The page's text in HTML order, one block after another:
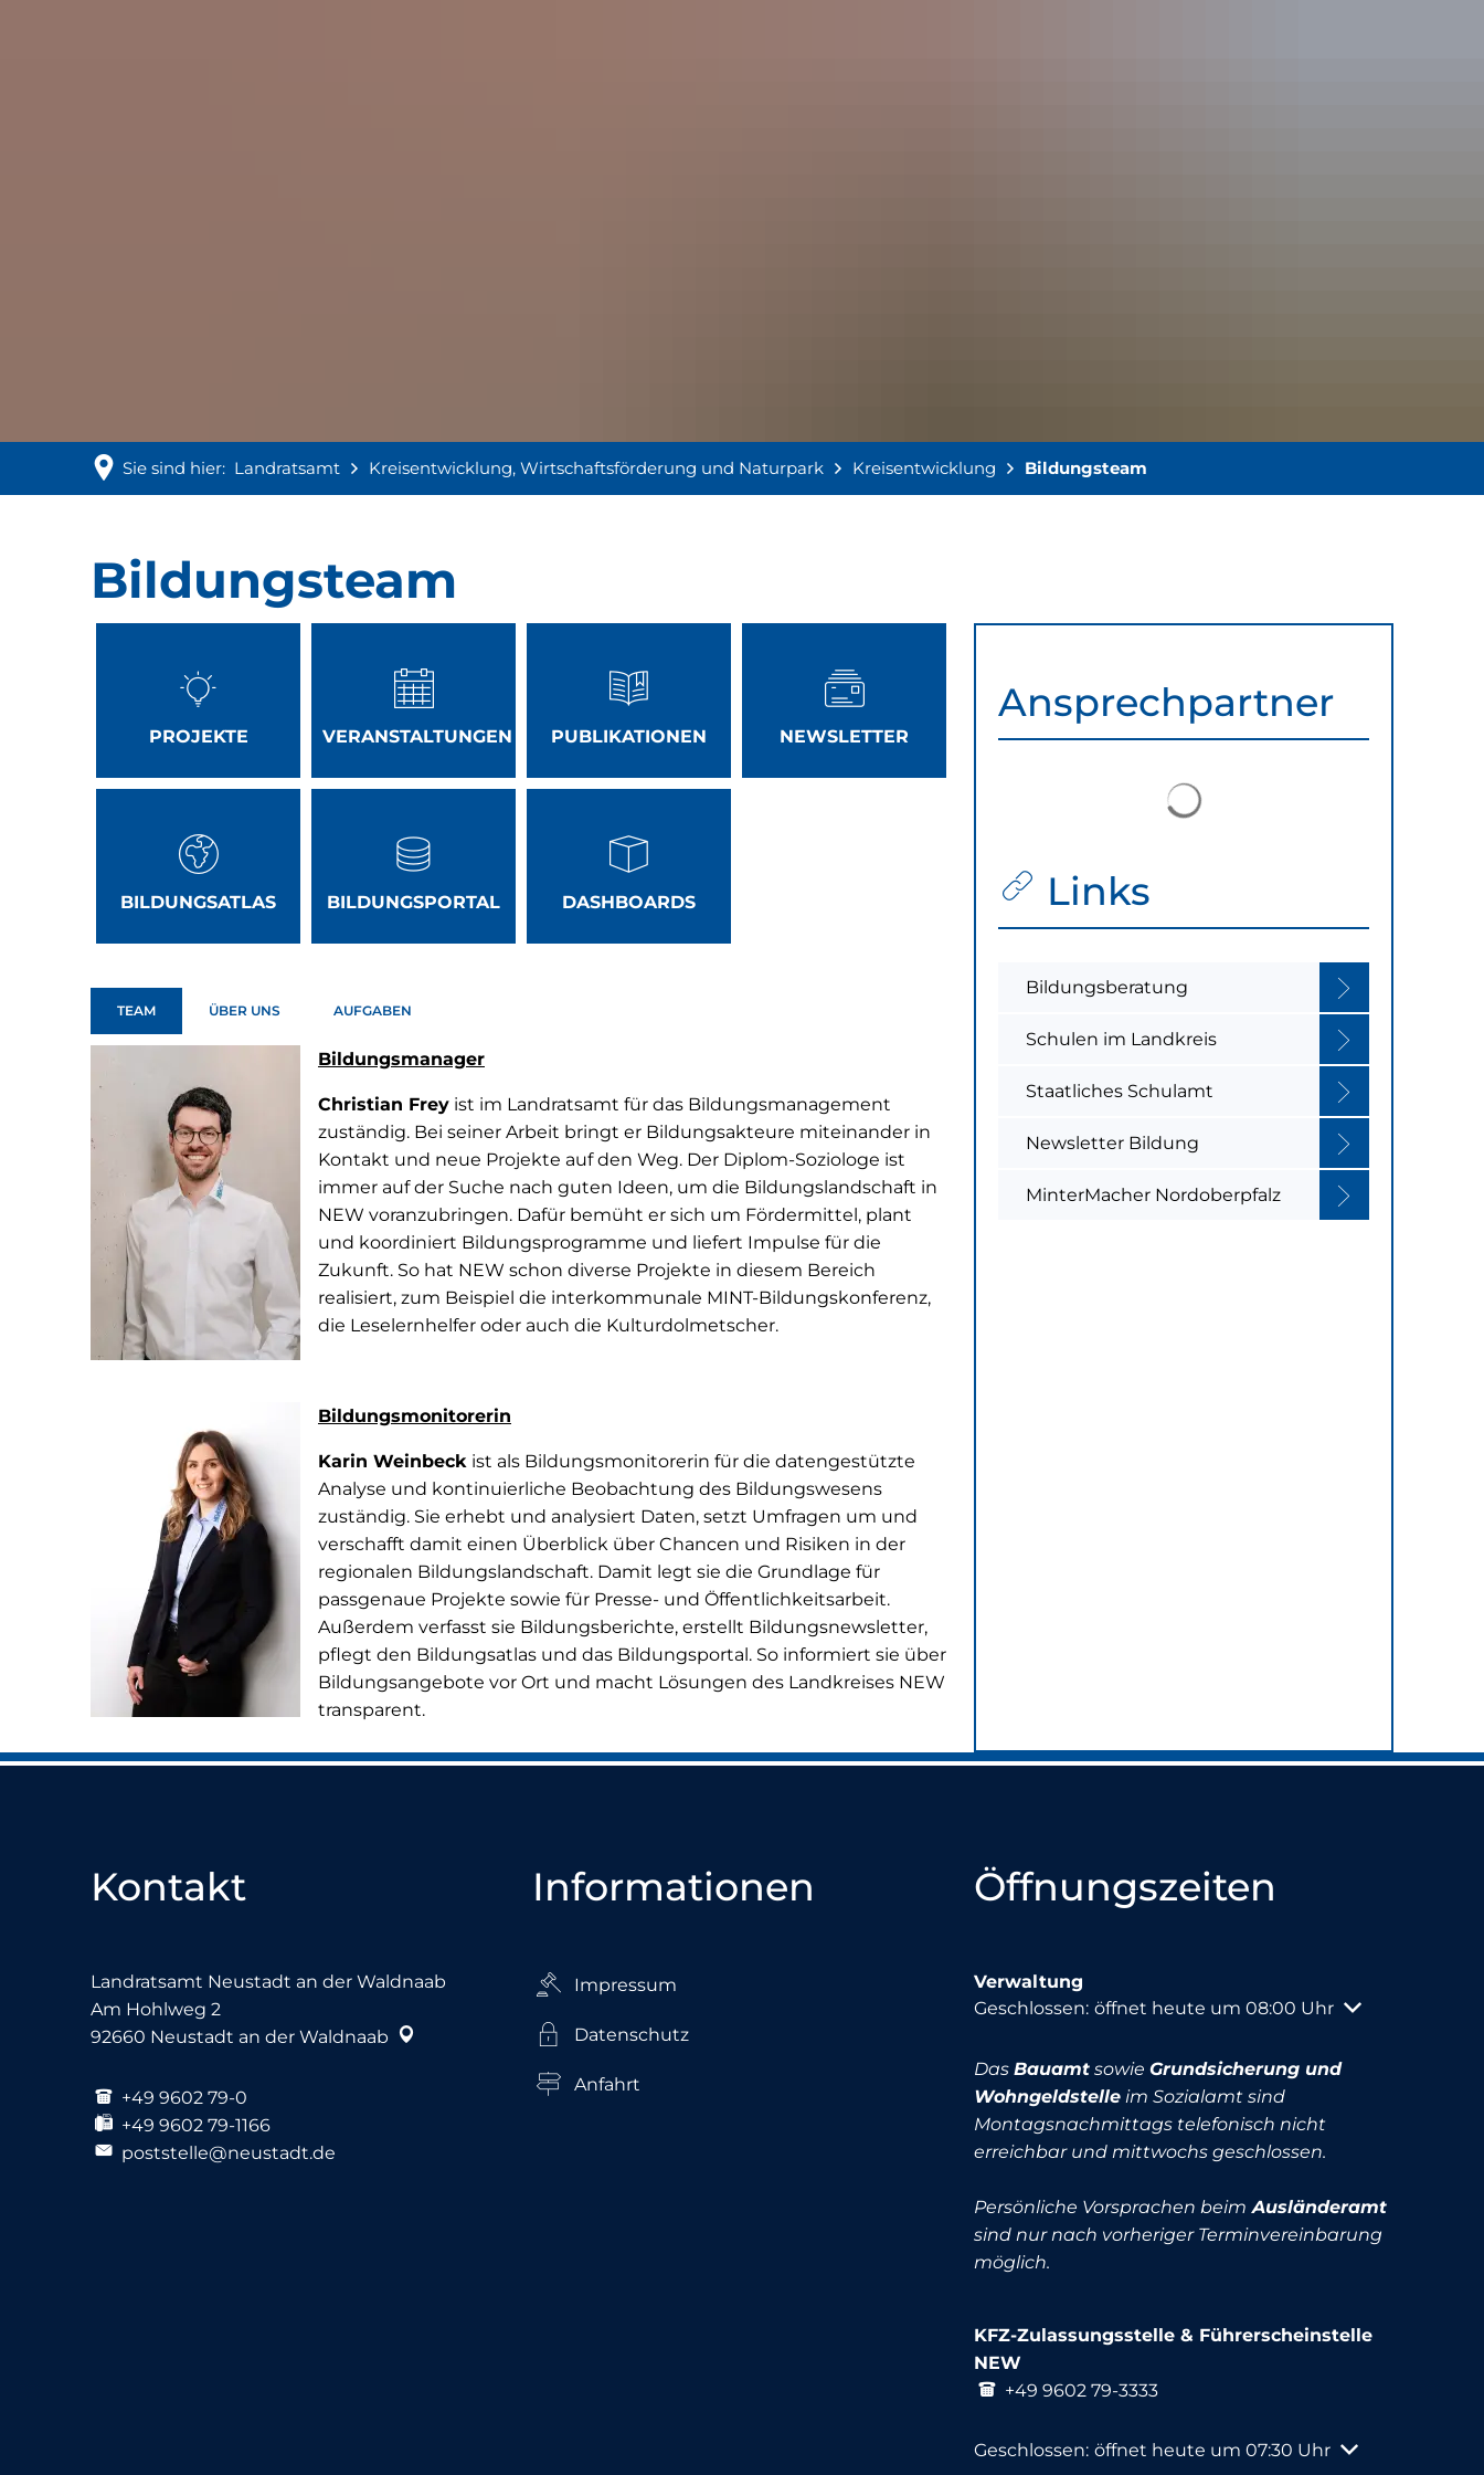
Sie sind hier: Landratsamt Kreisentwicklung, Wirtschaftsförderung und Naturpark Kreisentwicklung Bildungsteam
Bildungsteam
Bildungsteam
PROJEKTE VERANSTALTUNGEN PUBLIKATIONEN NEWSLETTER
BILDUNGSATLAS BILDUNGSPORTAL DASHBOARDS
TEAM ÜBER UNS AUFGABEN
Bildungsmanager
Christian Frey ist im Landratsamt für das Bildungsmanagement
zuständig. Bei seiner Arbeit bringt er Bildungsakteure miteinander in
Kontakt und neue Projekte auf den Weg. Der Diplom-Soziologe ist
immer auf der Suche nach guten Ideen, um die Bildungslandschaft in
NEW voranzubringen. Dafür bemüht er sich um Fördermittel, plant
und koordiniert Bildungsprogramme und liefert Impulse für die
Zukunft. So hat NEW schon diverse Projekte in diesem Bereich
realisiert, zum Beispiel die interkommunale MINT-Bildungskonferenz,
die Leselernhelfer oder auch die Kulturdolmetscher.
Bildungsmonitorerin
Karin Weinbeck ist als Bildungsmonitorerin für die datengestützte
Analyse und kontinuierliche Beobachtung des Bildungswesens
zuständig. Sie erhebt und analysiert Daten, setzt Umfragen um und
verschafft damit einen Überblick über Chancen und Risiken in der
regionalen Bildungslandschaft. Damit legt sie die Grundlage für
passgenaue Projekte sowie für Presse- und Öffentlichkeitsarbeit.
Außerdem verfasst sie Bildungsberichte, erstellt Bildungsnewsletter,
pflegt den Bildungsatlas und das Bildungsportal. So informiert sie über
Bildungsangebote vor Ort und macht Lösungen des Landkreises NEW
transparent.
Ansprechpartner
Links
Bildungsberatung
Schulen im Landkreis
Staatliches Schulamt
Newsletter Bildung
MinterMacher Nordoberpfalz
Kontakt
Landratsamt Neustadt an der Waldnaab
Am Hohlweg 2
92660 Neustadt an der Waldnaab
+49 9602 79-0
+49 9602 79-1166
poststelle@neustadt.de
Informationen
Impressum
Datenschutz
Anfahrt
Öffnungszeiten
Verwaltung
Klicken, um weitere Öffnungs- oder Schließzeiten
Geschlossen: öffnet heute um 08:00 Uhr
Das Bauamt sowie Grundsicherung und
Wohngeldstelle im Sozialamt sind
Montagsnachmittags telefonisch nicht
erreichbar und mittwochs geschlossen.
Persönliche Vorsprachen beim Ausländeramt
sind nur nach vorheriger Terminvereinbarung
möglich.
KFZ-Zulassungsstelle & Führerscheinstelle
NEW
+49 9602 79-3333
Klicken, um weitere Öffnungs- oder Schließzeiten
Geschlossen: öffnet heute um 07:30 Uhr